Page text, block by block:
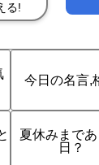
今日の名言,
夏休みまで
日？